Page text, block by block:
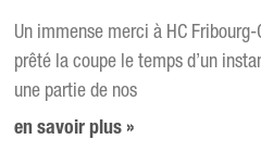
Un immense merci à HC
prêté la coupe le temps d’un
une partie de nos
en savoir plus »